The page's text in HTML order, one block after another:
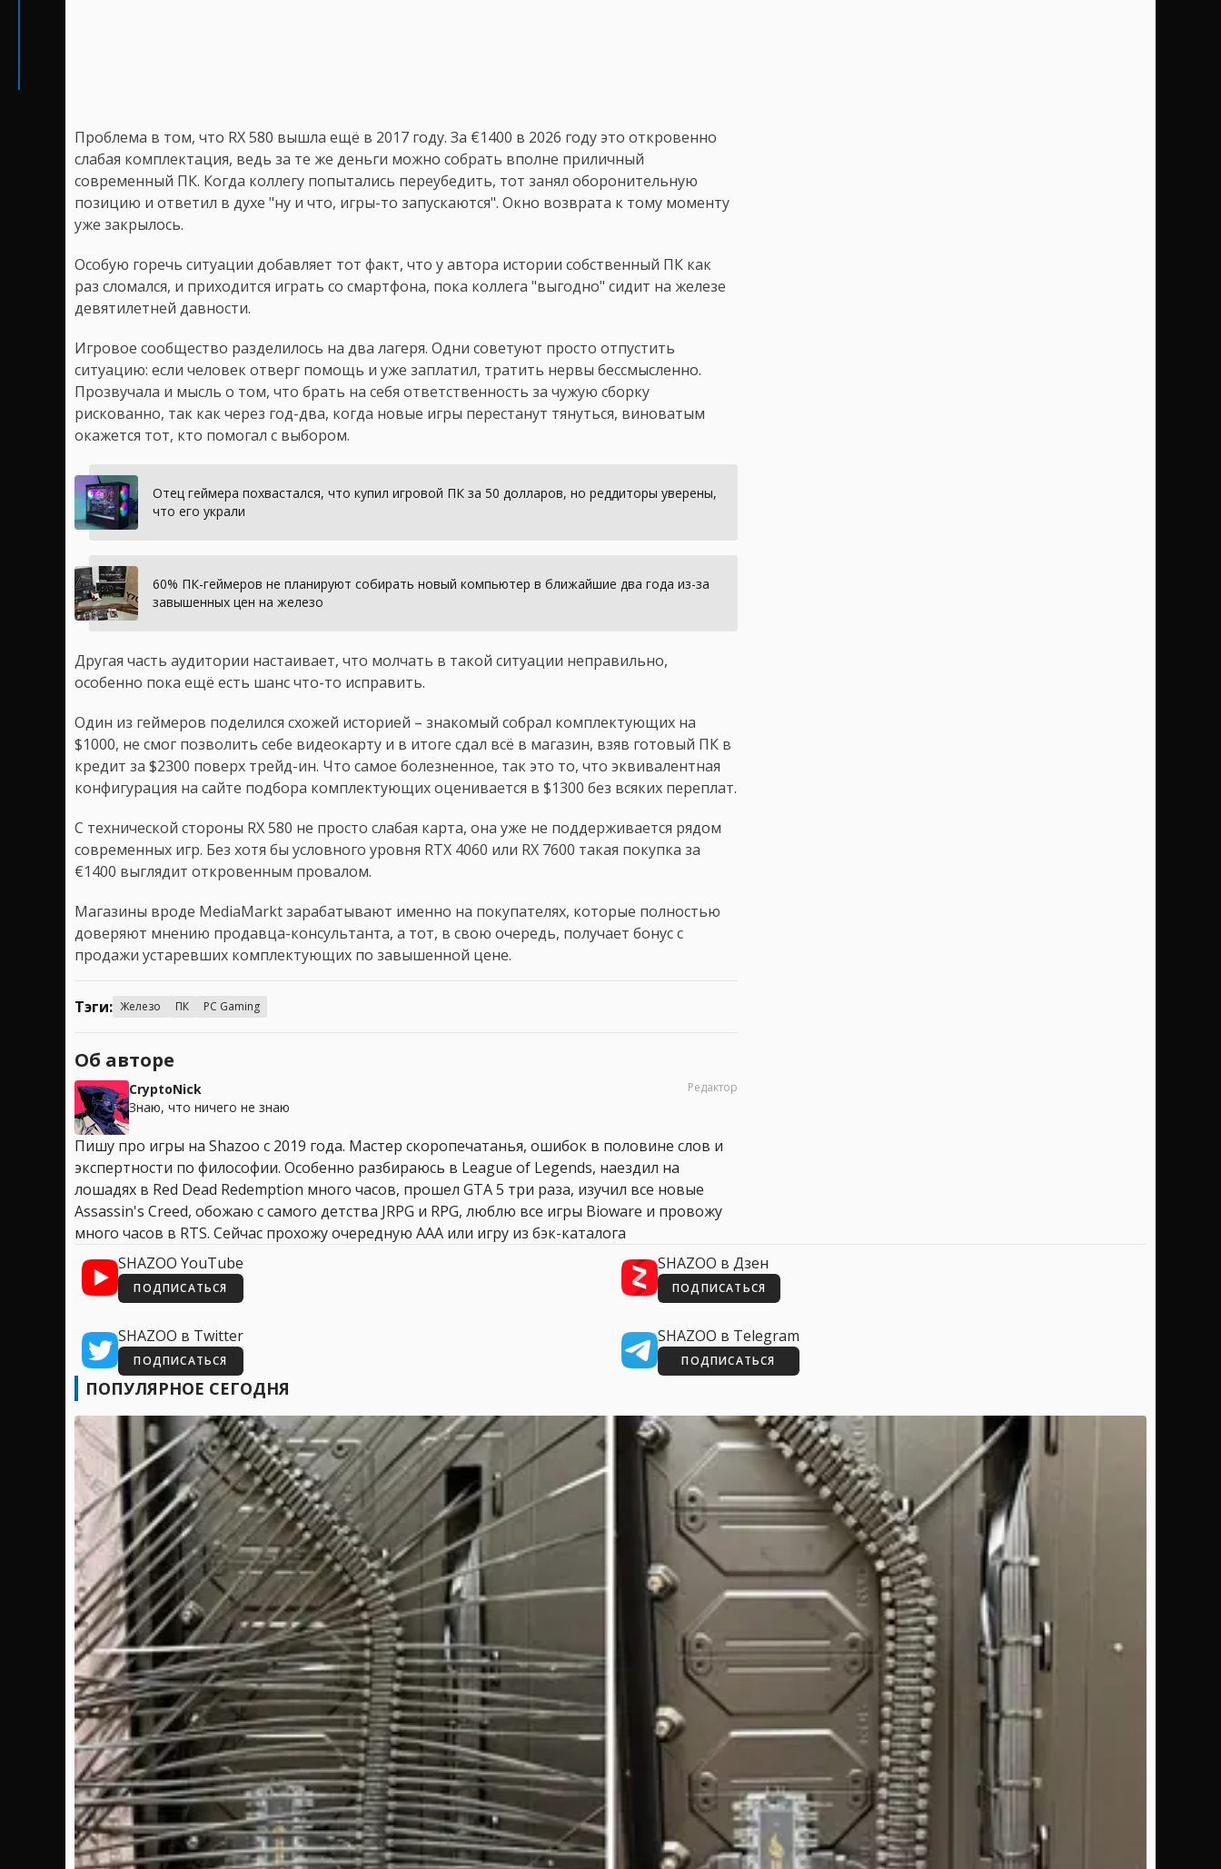
Проблема в том, что RX 580 вышла ещё в 2017 году. За €1400 в 2026 году это откровенно
слабая комплектация, ведь за те же деньги можно собрать вполне приличный
современный ПК. Когда коллегу попытались переубедить, тот занял оборонительную
позицию и ответил в духе "ну и что, игры-то запускаются". Окно возврата к тому моменту
уже закрылось.
Особую горечь ситуации добавляет тот факт, что у автора истории собственный ПК как
раз сломался, и приходится играть со смартфона, пока коллега "выгодно" сидит на железе
девятилетней давности.
Игровое сообщество разделилось на два лагеря. Одни советуют просто отпустить
ситуацию: если человек отверг помощь и уже заплатил, тратить нервы бессмысленно.
Прозвучала и мысль о том, что брать на себя ответственность за чужую сборку
рискованно, так как через год-два, когда новые игры перестанут тянуться, виноватым
окажется тот, кто помогал с выбором.
Отец геймера похвастался, что купил игровой ПК за 50 долларов, но реддиторы уверены,
что его украли
60% ПК-геймеров не планируют собирать новый компьютер в ближайшие два года из-за
завышенных цен на железо
Другая часть аудитории настаивает, что молчать в такой ситуации неправильно,
особенно пока ещё есть шанс что-то исправить.
Один из геймеров поделился схожей историей – знакомый собрал комплектующих на
$1000, не смог позволить себе видеокарту и в итоге сдал всё в магазин, взяв готовый ПК в
кредит за $2300 поверх трейд-ин. Что самое болезненное, так это то, что эквивалентная
конфигурация на сайте подбора комплектующих оценивается в $1300 без всяких переплат.
С технической стороны RX 580 не просто слабая карта, она уже не поддерживается рядом
современных игр. Без хотя бы условного уровня RTX 4060 или RX 7600 такая покупка за
€1400 выглядит откровенным провалом.
Магазины вроде MediaMarkt зарабатывают именно на покупателях, которые полностью
доверяют мнению продавца-консультанта, а тот, в свою очередь, получает бонус с
продажи устаревших комплектующих по завышенной цене.
Тэги: Железо ПК PC Gaming
Об авторе
CryptoNick
Знаю, что ничего не знаю
Редактор
Пишу про игры на Shazoo с 2019 года. Мастер скоропечатанья, ошибок в половине слов и
экспертности по философии. Особенно разбираюсь в League of Legends, наездил на
лошадях в Red Dead Redemption много часов, прошел GTA 5 три раза, изучил все новые
Assassin's Creed, обожаю с самого детства JRPG и RPG, люблю все игры Bioware и провожу
много часов в RTS. Сейчас прохожу очередную AAA или игру из бэк-каталога
SHAZOO YouTube
ПОДПИСАТЬСЯ
SHAZOO в Дзен
ПОДПИСАТЬСЯ
SHAZOO в Twitter
ПОДПИСАТЬСЯ
SHAZOO в Telegram
ПОДПИСАТЬСЯ
ПОПУЛЯРНОЕ СЕГОДНЯ